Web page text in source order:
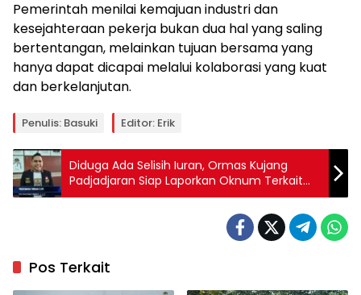
Pemerintah menilai kemajuan industri dan
kesejahteraan pekerja bukan dua hal yang saling
bertentangan, melainkan tujuan bersama yang
hanya dapat dicapai melalui kolaborasi yang kuat
dan berkelanjutan.
Penulis: Basuki Editor: Erik
Diduga Ada Selisih Iuran, Ormas Kujang
Padjadjaran Siap Laporkan Oknum Terkait
BPJS Ketenagakerjaan Karawang
Pos Terkait